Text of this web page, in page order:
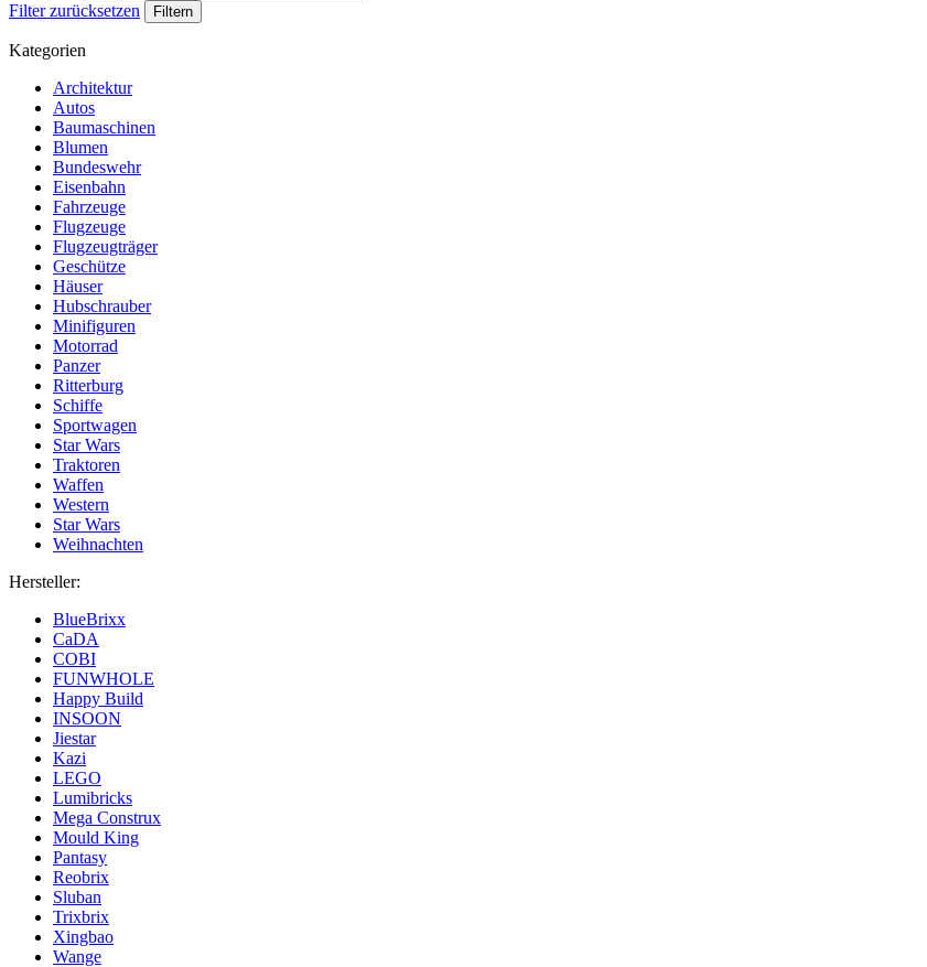
Filter zurücksetzen
Filtern
Kategorien
Architektur
Autos
Baumaschinen
Blumen
Bundeswehr
Eisenbahn
Fahrzeuge
Flugzeuge
Flugzeugträger
Geschütze
Häuser
Hubschrauber
Minifiguren
Motorrad
Panzer
Ritterburg
Schiffe
Sportwagen
Star Wars
Traktoren
Waffen
Western
Star Wars
Weihnachten
Hersteller:
BlueBrixx
CaDA
COBI
FUNWHOLE
Happy Build
INSOON
Jiestar
Kazi
LEGO
Lumibricks
Mega Construx
Mould King
Pantasy
Reobrix
Sluban
Trixbrix
Xingbao
Wange